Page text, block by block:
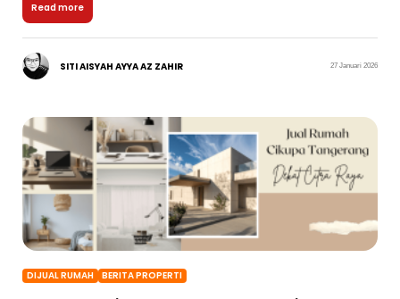
Read more
SITI AISYAH AYYA AZ ZAHIR 27 Januari 2026
DIJUAL RUMAH BERITA PROPERTI